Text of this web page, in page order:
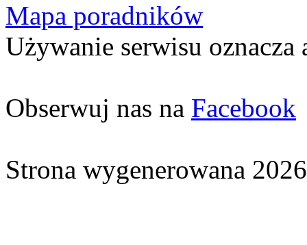
Mapa poradników
Używanie serwisu oznacza
Obserwuj nas na Facebook
Strona wygenerowana